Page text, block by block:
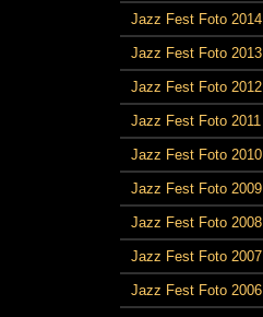
Jazz Fest Foto 2014
Jazz Fest Foto 2013
Jazz Fest Foto 2012
Jazz Fest Foto 2011
Jazz Fest Foto 2010
Jazz Fest Foto 2009
Jazz Fest Foto 2008
Jazz Fest Foto 2007
Jazz Fest Foto 2006